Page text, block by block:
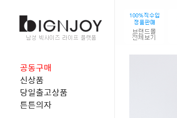
공동구매
신상품
당일출고상품
튼튼의자